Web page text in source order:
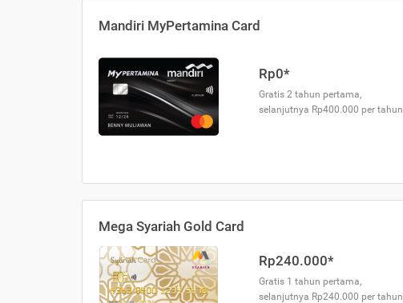
Mandiri MyPertamina Card
Rp0*
Gratis 2 tahun pertama,
selanjutnya Rp400.000 per tahun
Mega Syariah Gold Card
Rp240.000*
Gratis 1 tahun pertama,
selanjutnya Rp240.000 per tahun